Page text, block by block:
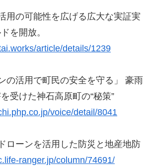
用の可能性を広げる広大な実証実
を開放。
article/details/1239
の活用で町民の安全を守る」 豪雨
受けた神石高原町の“秘策”
voice/detail/8041
ローンを活用した防災と地産地防
ranger.jp/column/74691/